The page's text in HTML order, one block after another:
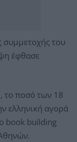
συμμετοχής του
έφθασε
το ποσό των 18
ελληνική αγορά
book building